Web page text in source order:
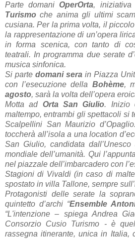
Parte domaniOperOrta, iniziativa
Turismo che anima gli ultimi
cusiana. Per la prima volta, il
la rappresentazione di un’opera
in forma scenica, con tanto di
teatrali. In programma due serate
musica sinfonica.
Si parte domani sera in Piazza
con l’esecuzione della Bohème,
agosto, sarà la volta dell’opera
Motta ad Orta San Giulio. Inizio
maltempo, entrambi gli spettacoli si
Scalpellini San Maurizio
toccherà all’isola a una location
San Giulio, candidata
mondiale dell’umanità. Qui
nel piazzale dell’imbarcadero con
Stagioni di Vivaldi (in caso di
spostato in villa Tallone, sempre
Protagonisti delle serate la
quintetto d’archi “Ensemble
“L'intenzione – spiega Andrea
Consorzio Cusio Turismo - è
rassegna itinerante, unica in Italia,